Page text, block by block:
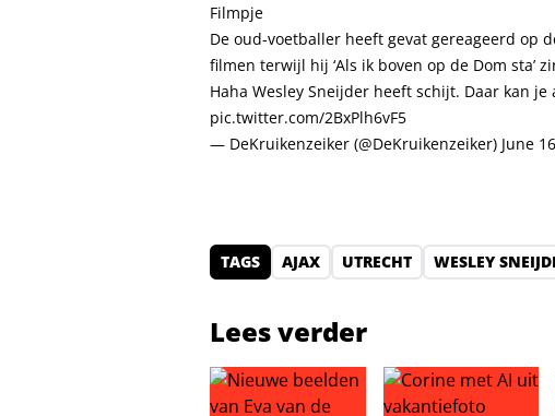
Filmpje
De oud-voetballer heeft gevat gereageerd op
filmen terwijl hij ‘Als ik boven op de Dom sta’
Haha Wesley Sneijder heeft schijt. Daar kan
pic.twitter.com/2BxPlh6vF5
— DeKruikenzeiker (@DeKruikenzeiker) June
TAGS AJAX UTRECHT WESLEY
Lees verder